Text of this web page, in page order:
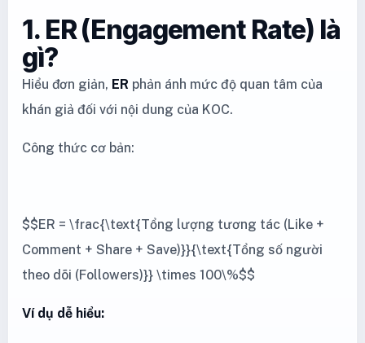
1. ER (Engagement Rate) là
gì?
Hiểu đơn giản, ER phản ánh mức độ quan tâm của
khán giả đối với nội dung của KOC.
Công thức cơ bản:
$$ER = \frac{\text{Tổng lượng tương tác (Like +
Comment + Share + Save)}}{\text{Tổng số người
theo dõi (Followers)}} \times 100\%$$
Ví dụ dễ hiểu: